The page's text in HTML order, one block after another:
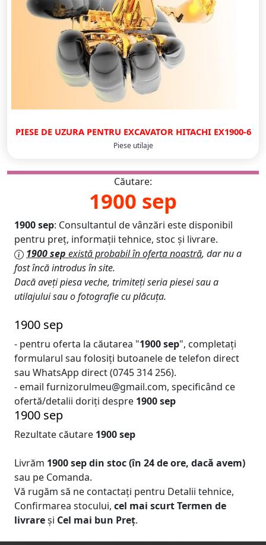
PIESE DE UZURA PENTRU EXCAVATOR HITACHI EX1900-6
Piese utilaje
Căutare:
1900 sep
1900 sep: Consultantul de vânzări este disponibil
pentru preț, informații tehnice, stoc și livrare.
1900 sep există probabil în oferta noastră, dar nu a
fost încă introdus în site.
Dacă aveți piesa veche, trimiteți seria piesei sau a
utilajului sau o fotografie cu plăcuța.
1900 sep
- pentru oferta la căutarea "1900 sep", completați
formularul sau folosiți butoanele de telefon direct
sau WhatsApp direct (0745 314 256).
- email furnizorulmeu@gmail.com, specificând ce
ofertă/detalii doriți despre 1900 sep
1900 sep
Rezultate căutare 1900 sep
Livrăm 1900 sepdin stoc (în 24 de ore, dacă avem)
sau pe Comanda.
Vă rugăm să ne contactați pentru Detalii tehnice,
Confirmarea stocului, cel mai scurt Termen de
livrareși Cel mai bun Preț.